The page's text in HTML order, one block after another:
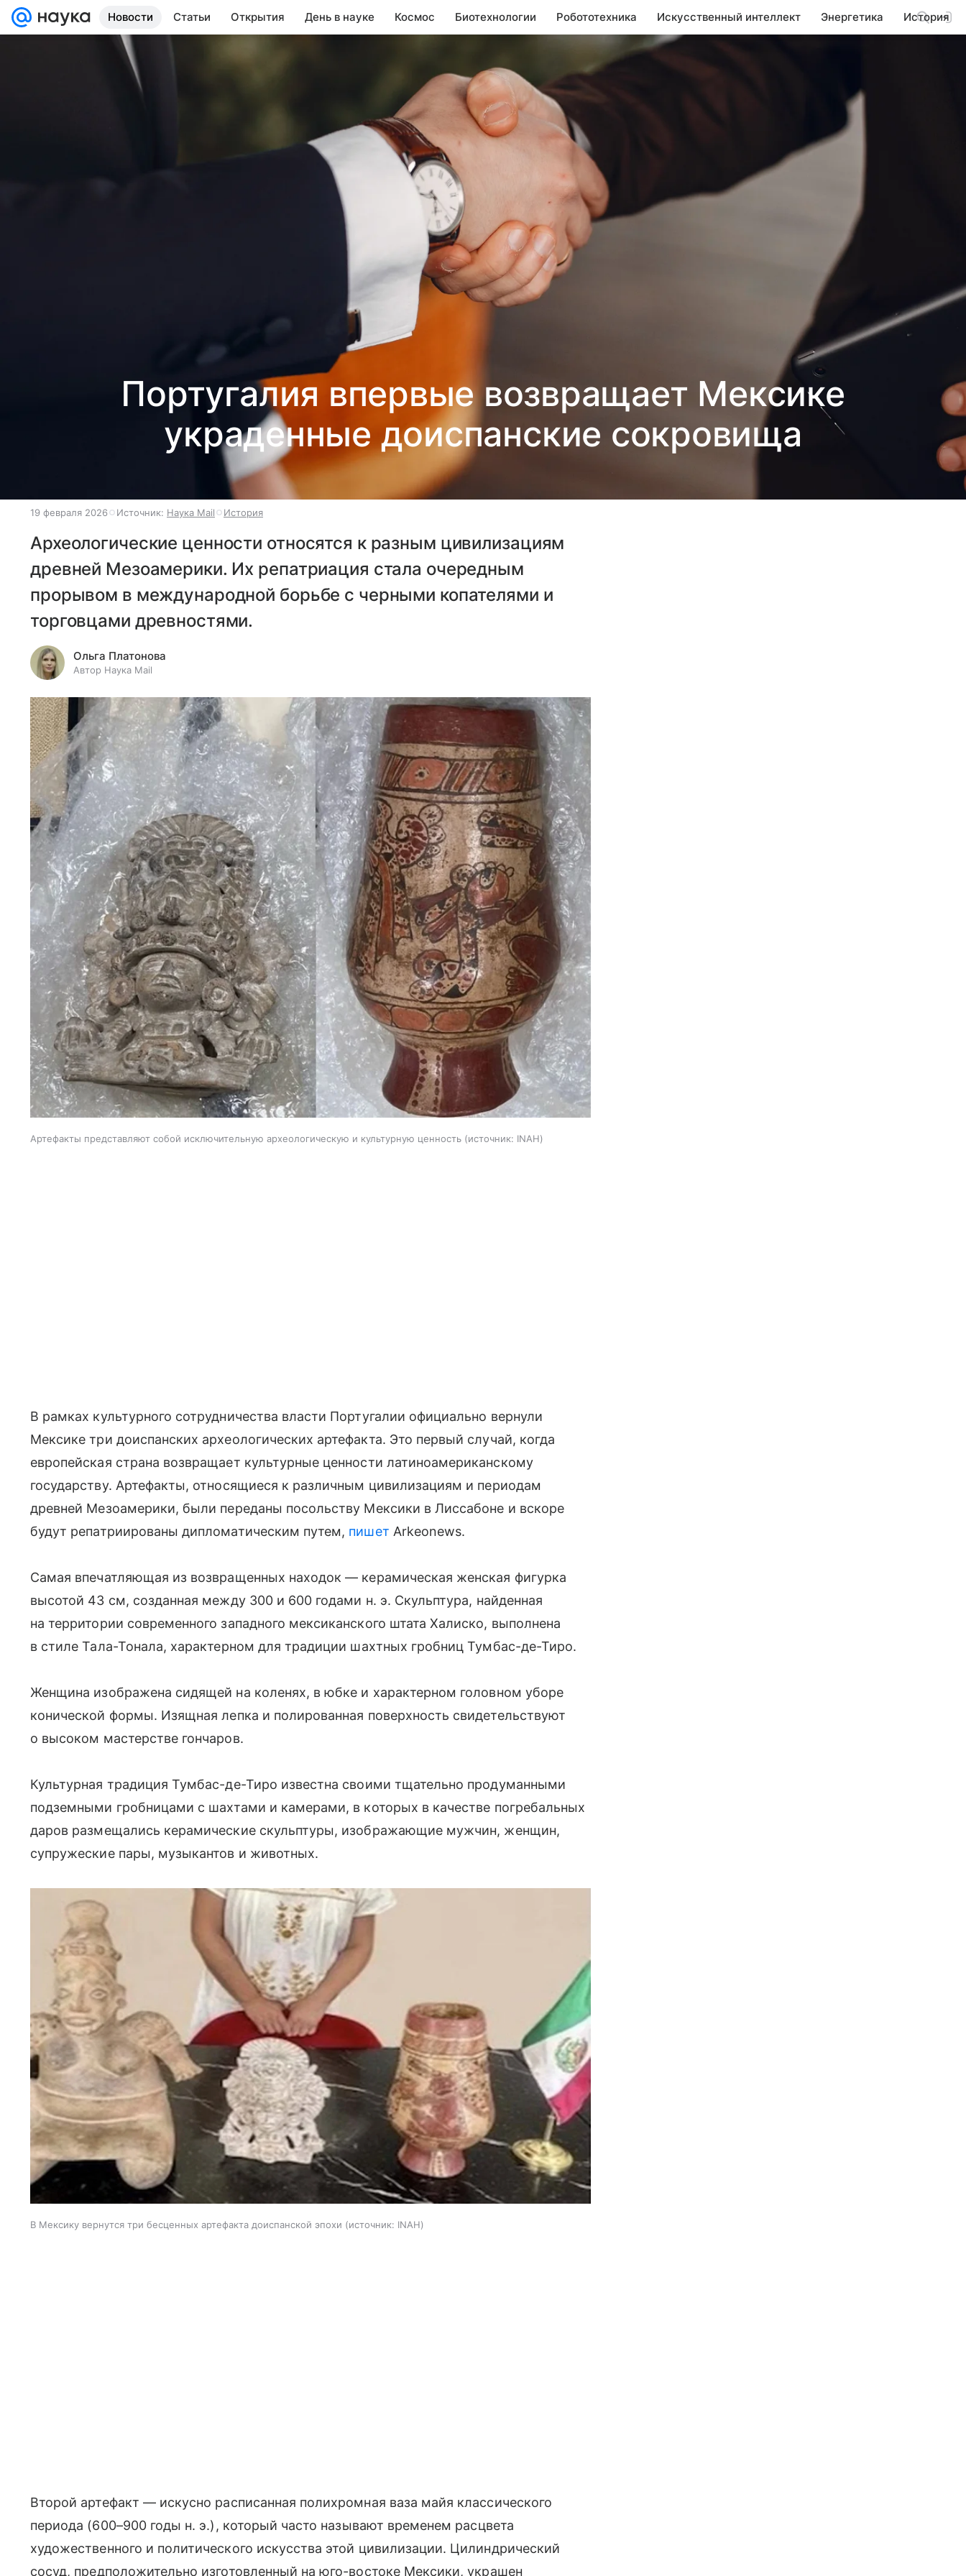
Новости Статьи Открытия День в науке Космос Биотехнологии Робототехника Искусственный интеллект Энергетика История
Португалия впервые возвращает Мексике
украденные доиспанские сокровища
19 февраля 2026 Источник: Наука Mail История
Археологические ценности относятся к разным цивилизациям
древней Мезоамерики. Их репатриация стала очередным
прорывом в международной борьбе с черными копателями и
торговцами древностями.
Ольга Платонова
Автор Наука Mail
Артефакты представляют собой исключительную археологическую и культурную ценность источник: INAH
В рамках культурного сотрудничества власти Португалии официально вернули
Мексике три доиспанских археологических артефакта. Это первый случай, когда
европейская страна возвращает культурные ценности латиноамериканскому
государству. Артефакты, относящиеся к различным цивилизациям и периодам
древней Мезоамерики, были переданы посольству Мексики в Лиссабоне и вскоре
будут репатриированы дипломатическим путем, пишет Arkeonews.
Самая впечатляющая из возвращенных находок — керамическая женская фигурка
высотой 43 см, созданная между 300 и 600 годами н. э. Скульптура, найденная
на территории современного западного мексиканского штата Халиско, выполнена
в стиле Тала-Тонала, характерном для традиции шахтных гробниц Тумбас-де-Тиро.
Женщина изображена сидящей на коленях, в юбке и характерном головном уборе
конической формы. Изящная лепка и полированная поверхность свидетельствуют
о высоком мастерстве гончаров.
Культурная традиция Тумбас-де-Тиро известна своими тщательно продуманными
подземными гробницами с шахтами и камерами, в которых в качестве погребальных
даров размещались керамические скульптуры, изображающие мужчин, женщин,
супружеские пары, музыкантов и животных.
В Мексику вернутся три бесценных артефакта доиспанской эпохи источник: INAH
Второй артефакт — искусно расписанная полихромная ваза майя классического
периода (600–900 годы н. э.), который часто называют временем расцвета
художественного и политического искусства этой цивилизации. Цилиндрический
сосуд, предположительно изготовленный на юго-востоке Мексики, украшен